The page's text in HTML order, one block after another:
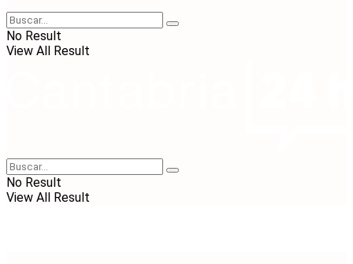
No Result
View All Result
No Result
View All Result